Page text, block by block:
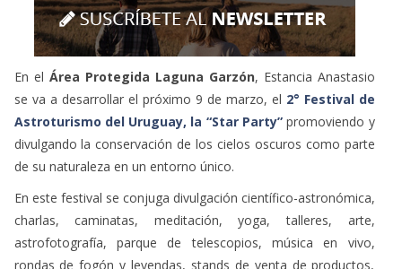
charlas, caminatas, meditación, yoga, talleres, arte,
astrofotografía, parque de telescopios, música en vivo,
rondas de fogón y leyendas, stands de venta de productos,
sorteos y para todo público, en un entorno familiar de pura
naturaleza.
Puedes reservar tu plaza en el siguiente enlace
Otra de las apuestas por el astroturismo es la
que se celebrará del 26 al 27 de abril con actividades de
observación, divulgación y astrofotografía.
Por otro lado, la organización integrada por aficionados a la